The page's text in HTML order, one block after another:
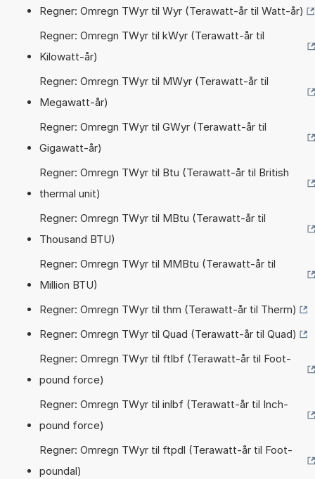
Regner: Omregn TWyr til Wyr (Terawatt-år til Watt-år)
Regner: Omregn TWyr til kWyr (Terawatt-år til
Kilowatt-år)
Regner: Omregn TWyr til MWyr (Terawatt-år til
Megawatt-år)
Regner: Omregn TWyr til GWyr (Terawatt-år til
Gigawatt-år)
Regner: Omregn TWyr til Btu (Terawatt-år til British
thermal unit)
Regner: Omregn TWyr til MBtu (Terawatt-år til
Thousand BTU)
Regner: Omregn TWyr til MMBtu (Terawatt-år til
Million BTU)
Regner: Omregn TWyr til thm (Terawatt-år til Therm)
Regner: Omregn TWyr til Quad (Terawatt-år til Quad)
Regner: Omregn TWyr til ftlbf (Terawatt-år til Foot-
pound force)
Regner: Omregn TWyr til inlbf (Terawatt-år til Inch-
pound force)
Regner: Omregn TWyr til ftpdl (Terawatt-år til Foot-
poundal)